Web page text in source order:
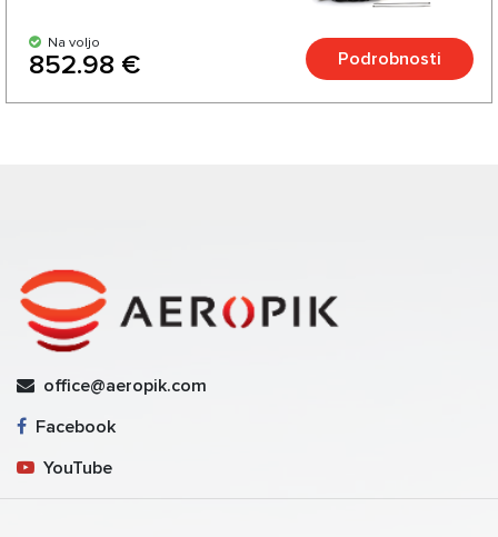
Na voljo
852.98 € Podrobnosti
office@aeropik.com
Facebook
YouTube